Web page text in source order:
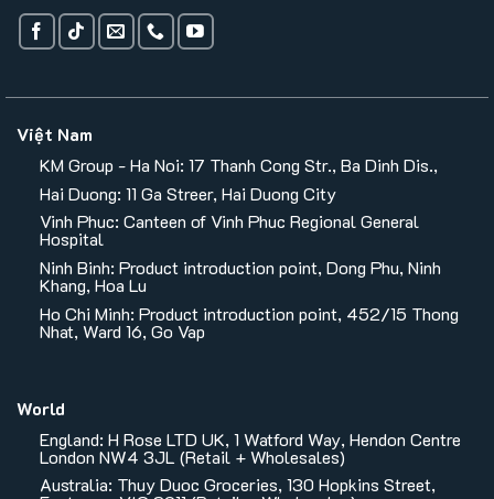
Việt Nam
KM Group - Ha Noi: 17 Thanh Cong Str., Ba Dinh Dis.,
Hai Duong: 11 Ga Streer, Hai Duong City
Vinh Phuc: Canteen of Vinh Phuc Regional General
Hospital
Ninh Binh: Product introduction point, Dong Phu, Ninh
Khang, Hoa Lu
Ho Chi Minh: Product introduction point, 452/15 Thong
Nhat, Ward 16, Go Vap
World
England: H Rose LTD UK, 1 Watford Way, Hendon Centre
London NW4 3JL (Retail + Wholesales)
Australia: Thuy Duoc Groceries, 130 Hopkins Street,